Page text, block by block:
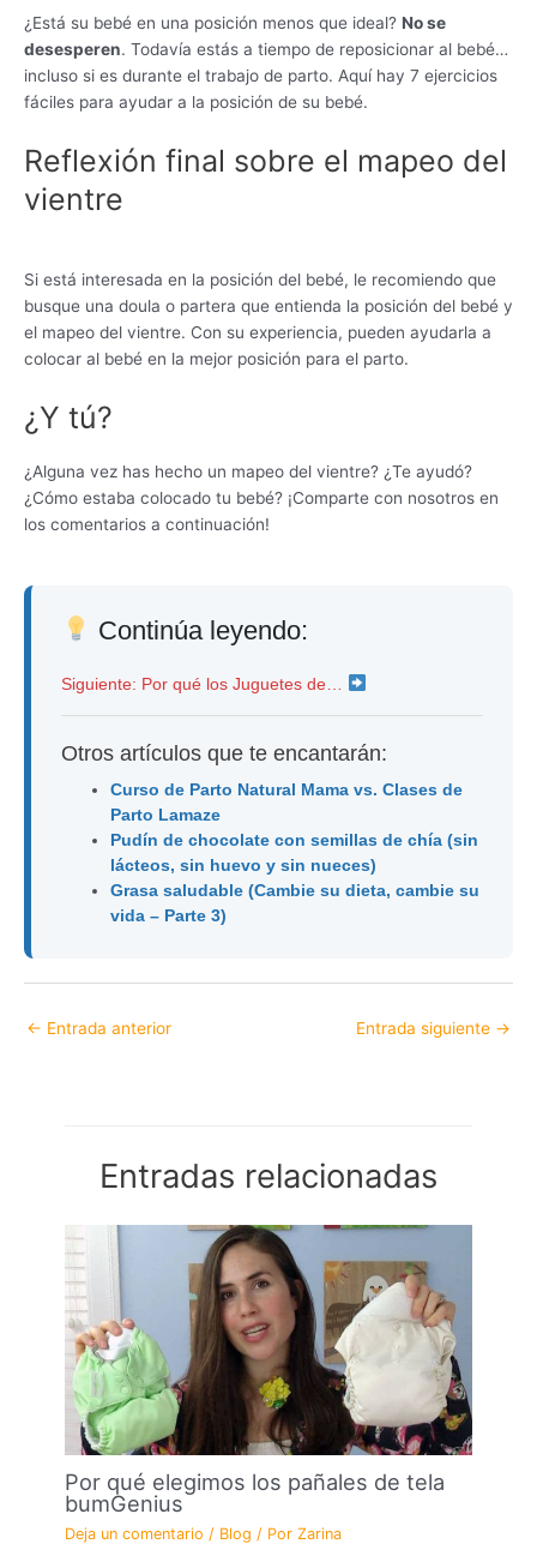
¿Está su bebé en una posición menos que ideal? No se
desesperen. Todavía estás a tiempo de reposicionar al bebé…
incluso si es durante el trabajo de parto. Aquí hay 7 ejercicios
fáciles para ayudar a la posición de su bebé.
Reflexión final sobre el mapeo del
vientre
Si está interesada en la posición del bebé, le recomiendo que
busque una doula o partera que entienda la posición del bebé y
el mapeo del vientre. Con su experiencia, pueden ayudarla a
colocar al bebé en la mejor posición para el parto.
¿Y tú?
¿Alguna vez has hecho un mapeo del vientre? ¿Te ayudó?
¿Cómo estaba colocado tu bebé? ¡Comparte con nosotros en
los comentarios a continuación!
Continúa leyendo:
Siguiente: Por qué los Juguetes de…
Otros artículos que te encantarán:
Curso de Parto Natural Mama vs. Clases de
Parto Lamaze
Pudín de chocolate con semillas de chía (sin
lácteos, sin huevo y sin nueces)
Grasa saludable (Cambie su dieta, cambie su
vida – Parte 3)
← Entrada anterior Entrada siguiente →
Entradas relacionadas
Por qué elegimos los pañales de tela
bumGenius
Deja un comentario / Blog / PorZarina